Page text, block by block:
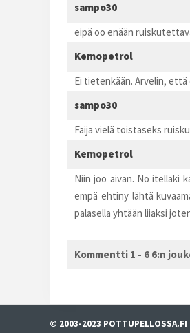
sampo30
eipä oo enään
Kemopetrol
Ei tietenkään. Arvelin,
sampo30
Faija vielä toistaseks
Kemopetrol
Niin joo aivan. No itelläki
empä ehtiny lähtä
palasella yhtään liiaksi
Kommentti 1 - 6 6:n
© 2003-2023 POTTUPELLOSSA.FI